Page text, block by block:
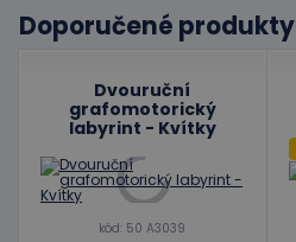
Doporučené produkty
Dvouruční
grafomotorický
labyrint - Kvítky
kód: 50 A3039